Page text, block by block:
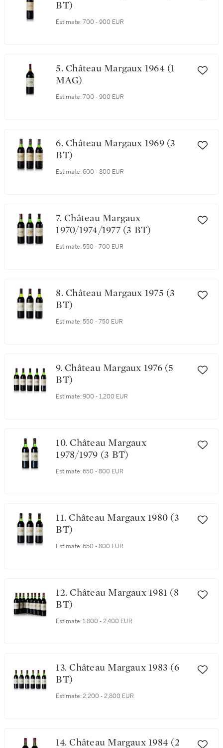
BT)
Estimate: 700 - 900 EUR
5. Château Margaux 1964 (1
MAG)
Estimate: 700 - 900 EUR
6. Château Margaux 1969 (3
BT)
Estimate: 600 - 800 EUR
7. Château Margaux
1970/1974/1977 (3 BT)
Estimate: 550 - 700 EUR
8. Château Margaux 1975 (3
BT)
Estimate: 550 - 750 EUR
9. Château Margaux 1976 (5
BT)
Estimate: 900 - 1,200 EUR
10. Château Margaux
1978/1979 (3 BT)
Estimate: 650 - 800 EUR
11. Château Margaux 1980 (3
BT)
Estimate: 650 - 800 EUR
12. Château Margaux 1981 (8
BT)
Estimate: 1,800 - 2,400 EUR
13. Château Margaux 1983 (6
BT)
Estimate: 2,200 - 2,800 EUR
14. Château Margaux 1984 (2